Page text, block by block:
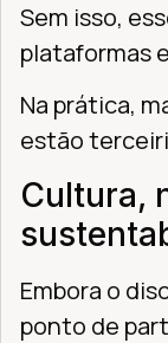
Sem isso,
plataformas
Na prática,
estão
Cultura,
Embora o
ponto de